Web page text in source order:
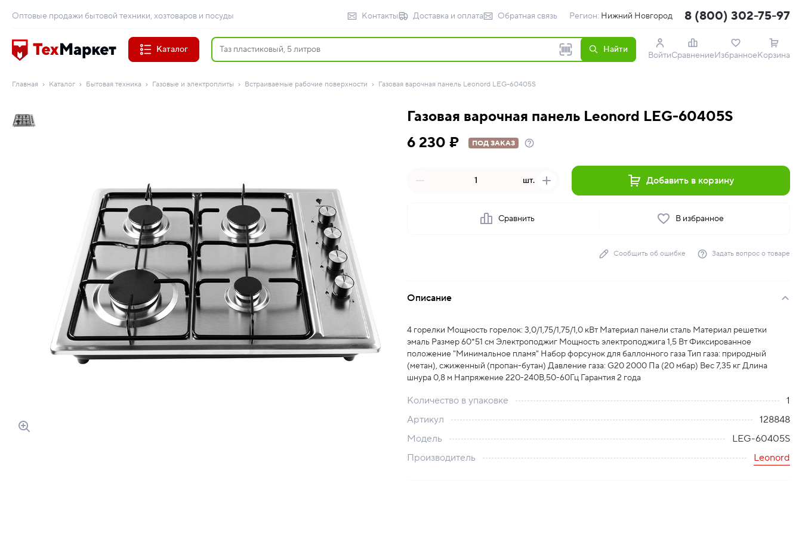
Оптовые продажи бытовой техники, хозтоваров и посуды Контакты Доставка и оплата Обратная связь Регион: Нижний Новгород 8 (800) 302-75-97
Каталог Найти
ВойтиСравнениеИзбранноеКорзина
Главная Каталог Бытовая техника Газовые и электроплиты Встраиваемые рабочие поверхности Газовая варочная панель Leonord LEG-60405S
Газовая варочная панель Leonord LEG-60405S
6 230 ₽
ПОД ЗАКАЗ
шт. Добавить в корзину
Сравнить В избранное
Сообщить об ошибке Задать вопрос о товаре
Описание
4 горелки Мощность горелок: 3,0/1,75/1,75/1,0 кВт Материал панели сталь Материал решетки
эмаль Размер 60*51 см Электроподжиг Мощность электроподжига 1,5 Вт Фиксированное
положение "Минимальное пламя" Набор форсунок для баллонного газа Тип газа: природный
(метан), сжиженный (пропан-бутан) Давление газа: G20 2000 Па (20 мбар) Вес 7,35 кг Длина
шнура 0,8 м Напряжение 220-240В,50-60Гц Гарантия 2 года
Количество в упаковке
1
Артикул
128848
Модель
LEG-60405S
Производитель
Leonord